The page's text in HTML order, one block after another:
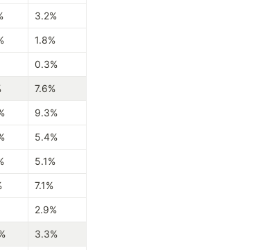
3.2%
1.8%
0.3%
7.6%
9.3%
5.4%
5.1%
7.1%
2.9%
3.3%